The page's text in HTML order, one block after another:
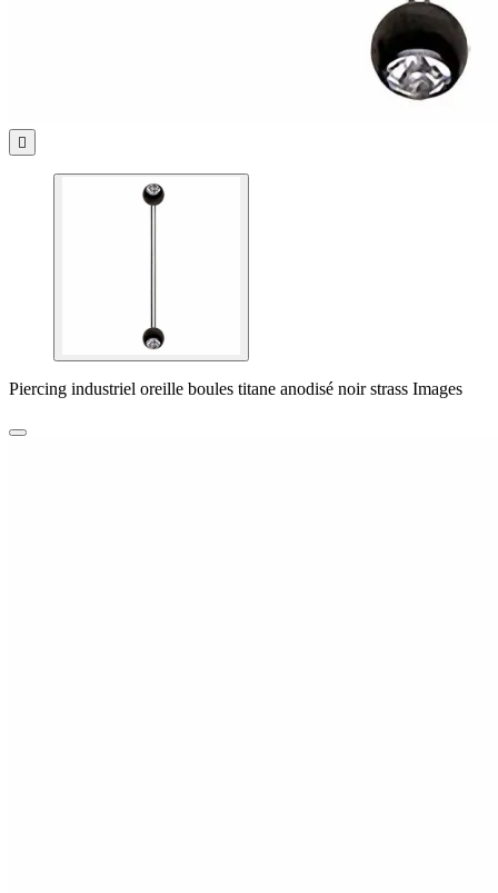

Piercing industriel oreille boules titane anodisé noir strass Images